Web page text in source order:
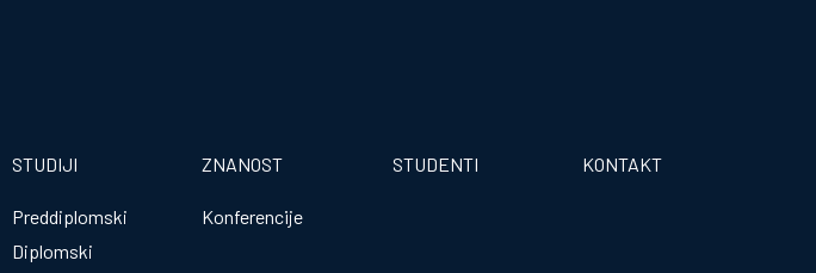
STUDIJI
Preddiplomski
Diplomski
ZNANOST
Konferencije
STUDENTI KONTAKT